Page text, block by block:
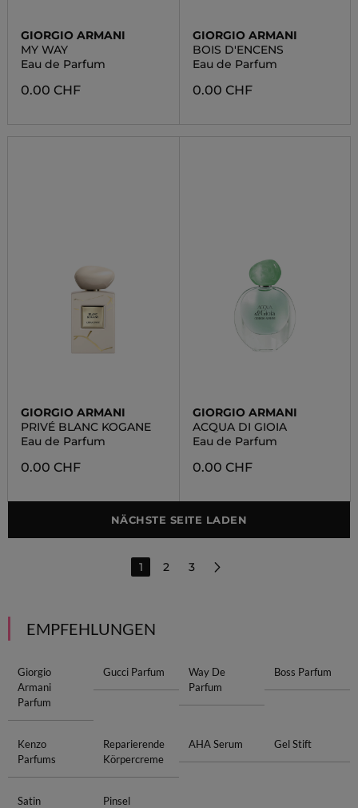
GIORGIO ARMANI
MY WAY
Eau de Parfum
0.00 CHF
GIORGIO ARMANI
BOIS D'ENCENS
Eau de Parfum
0.00 CHF
GIORGIO ARMANI
PRIVÉ BLANC KOGANE
Eau de Parfum
0.00 CHF
GIORGIO ARMANI
ACQUA DI GIOIA
Eau de Parfum
0.00 CHF
NÄCHSTE SEITE LADEN
1 2 3
EMPFEHLUNGEN
Giorgio
Armani
Parfum
Gucci Parfum
Way De
Parfum
Boss Parfum
Kenzo
Parfums
Reparierende
Körpercreme
AHA Serum Gel Stift
Satin
Pinsel